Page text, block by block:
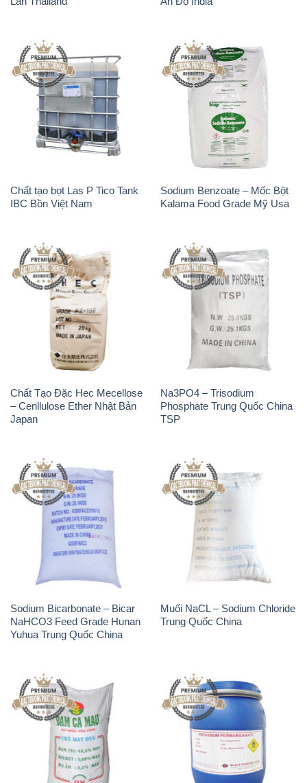
Chất tạo bọt Las P Tico Tank
IBC Bồn Việt Nam
Sodium Benzoate – Mốc Bột
Kalama Food Grade Mỹ Usa
Chất Tạo Đặc Hec Mecellose
– Cenllulose Ether Nhật Bản
Phosphate Trung Quốc China
Sodium Bicarbonate – Bicar
NaHCO3 Feed Grade Hunan
Yuhua Trung Quốc China
Muối NaCL – Sodium Chloride
Trung Quốc China
Phân Urê Đạm – Phân Bón
Urê Cà Mau Việt Nam
Thuốc Tím – KMNO4 Black
Diamond Ấn Độ India